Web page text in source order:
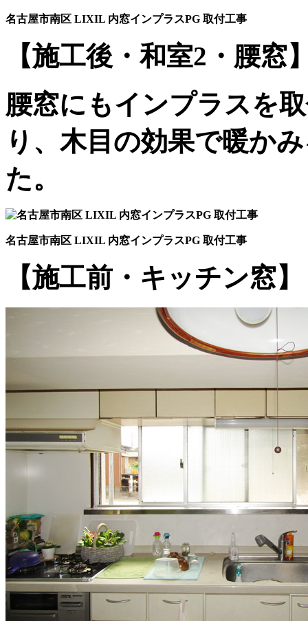
名古屋市南区 LIXIL 内窓インプラスPG 取付工事
【施工後・和室2・腰窓
腰窓にもインプラスを
り、木目の効果で暖か
た。
名古屋市南区 LIXIL 内窓インプラスPG 取付工事
【施工前・キッチン窓】